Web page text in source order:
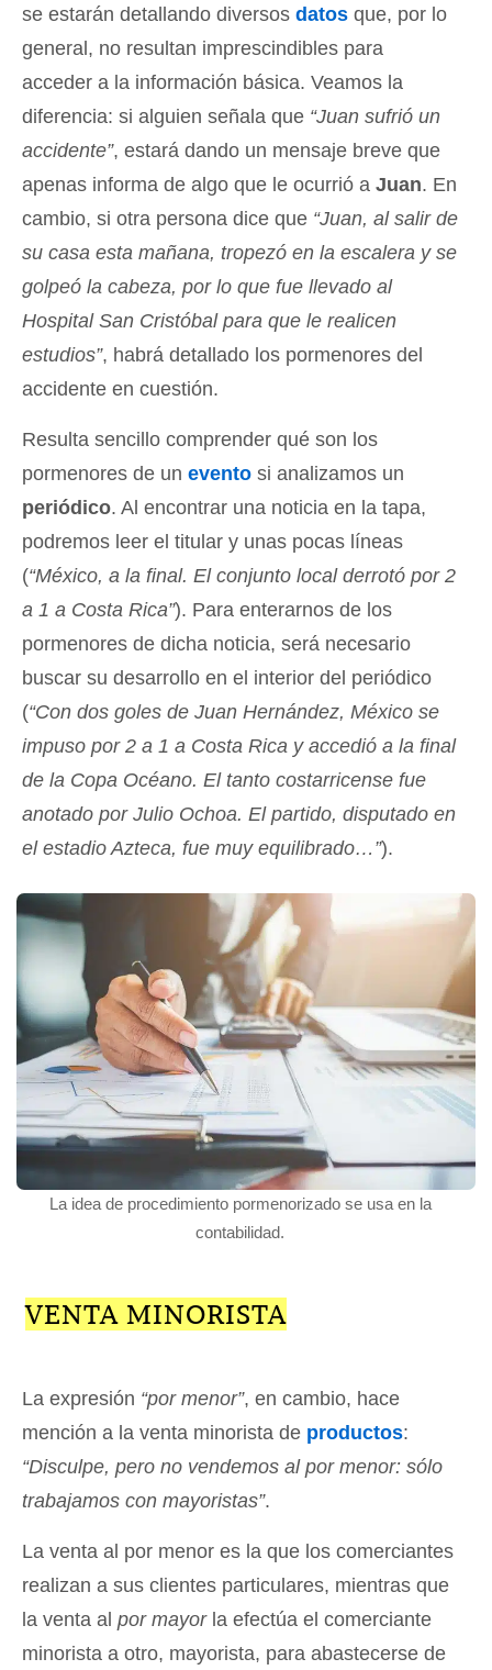
se estarán detallando diversos datos que, por lo
general, no resultan imprescindibles para
acceder a la información básica. Veamos la
diferencia: si alguien señala que “Juan sufrió un
accidente”, estará dando un mensaje breve que
apenas informa de algo que le ocurrió a Juan. En
cambio, si otra persona dice que “Juan, al salir de
su casa esta mañana, tropezó en la escalera y se
golpeó la cabeza, por lo que fue llevado al
Hospital San Cristóbal para que le realicen
estudios”, habrá detallado los pormenores del
accidente en cuestión.
Resulta sencillo comprender qué son los
pormenores de un evento si analizamos un
periódico. Al encontrar una noticia en la tapa,
podremos leer el titular y unas pocas líneas
(“México, a la final. El conjunto local derrotó por 2
a 1 a Costa Rica”). Para enterarnos de los
pormenores de dicha noticia, será necesario
buscar su desarrollo en el interior del periódico
(“Con dos goles de Juan Hernández, México se
impuso por 2 a 1 a Costa Rica y accedió a la final
de la Copa Océano. El tanto costarricense fue
anotado por Julio Ochoa. El partido, disputado en
el estadio Azteca, fue muy equilibrado…”).
La idea de procedimiento pormenorizado se usa en la
contabilidad.
VENTA MINORISTA
La expresión “por menor”, en cambio, hace
mención a la venta minorista de productos:
“Disculpe, pero no vendemos al por menor: sólo
trabajamos con mayoristas”.
La venta al por menor es la que los comerciantes
realizan a sus clientes particulares, mientras que
la venta al por mayorla efectúa el comerciante
minorista a otro, mayorista, para abastecerse de